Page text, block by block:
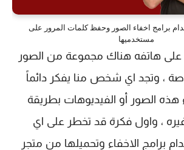
برامج اخفاء الصور وحفظ كلمات المرور على
مستخدميها
على هاتفه هناك مجموعة من الصور
، وتجد اي شخص منا يفكر دائماً
هذه الصور أو الفيديوهات بطريقة
، واول فكرة قد تخطر على اي
الاخفاء وتحميلها من متجر